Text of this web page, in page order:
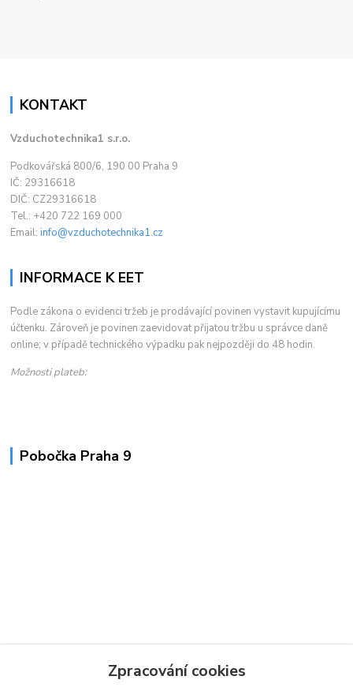
KONTAKT
Vzduchotechnika1 s.r.o.
Podkovářská 800/6, 190 00 Praha 9
IČ: 29316618
DIČ: CZ29316618
Tel.: +420 722 169 000
Email:info@vzduchotechnika1.cz
INFORMACE K EET
Podle zákona o evidenci tržeb je prodávající povinen vystavit kupujícímu
účtenku. Zároveň je povinen zaevidovat přijatou tržbu u správce daně
online; v případě technického výpadku pak nejpozději do 48 hodin.
Možnosti plateb:
Pobočka Praha 9
Zpracování cookies